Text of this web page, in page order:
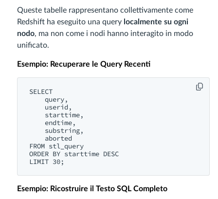
Queste tabelle rappresentano collettivamente come
Redshift ha eseguito una query localmente su ogni
nodo, ma non come i nodi hanno interagito in modo
unificato.
Esempio: Recuperare le Query Recenti
SELECT
    query,
    userid,
    starttime,
    endtime,
    substring,
    aborted
FROM stl_query
ORDER BY starttime DESC
Esempio: Ricostruire il Testo SQL Completo